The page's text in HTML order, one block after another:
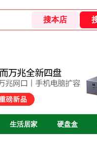
生活居家 硬盘盒